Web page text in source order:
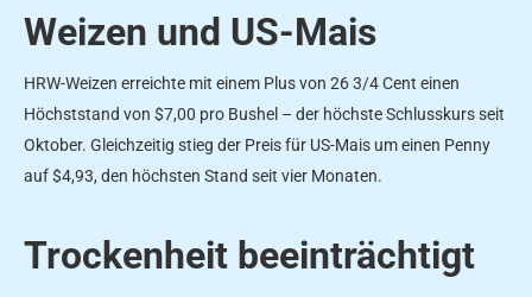
Weizen und US-Mais
HRW-Weizen erreichte mit einem Plus von 26 3/4 Cent einen
Höchststand von $7,00 pro Bushel – der höchste Schlusskurs seit
Oktober. Gleichzeitig stieg der Preis für US-Mais um einen Penny
auf $4,93, den höchsten Stand seit vier Monaten.
Trockenheit beeinträchtigt